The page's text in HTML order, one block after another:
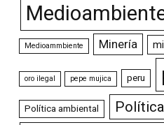
Medioammbiente Minería
oro ilegal pepe mujica peru
Política ambiental